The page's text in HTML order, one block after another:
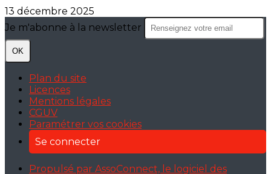
13 décembre 2025
Je m'abonne à la newsletter
OK
Plan du site
Licences
Mentions légales
CGUV
Paramétrer vos cookies
Se connecter
Propulsé par AssoConnect, le logiciel des